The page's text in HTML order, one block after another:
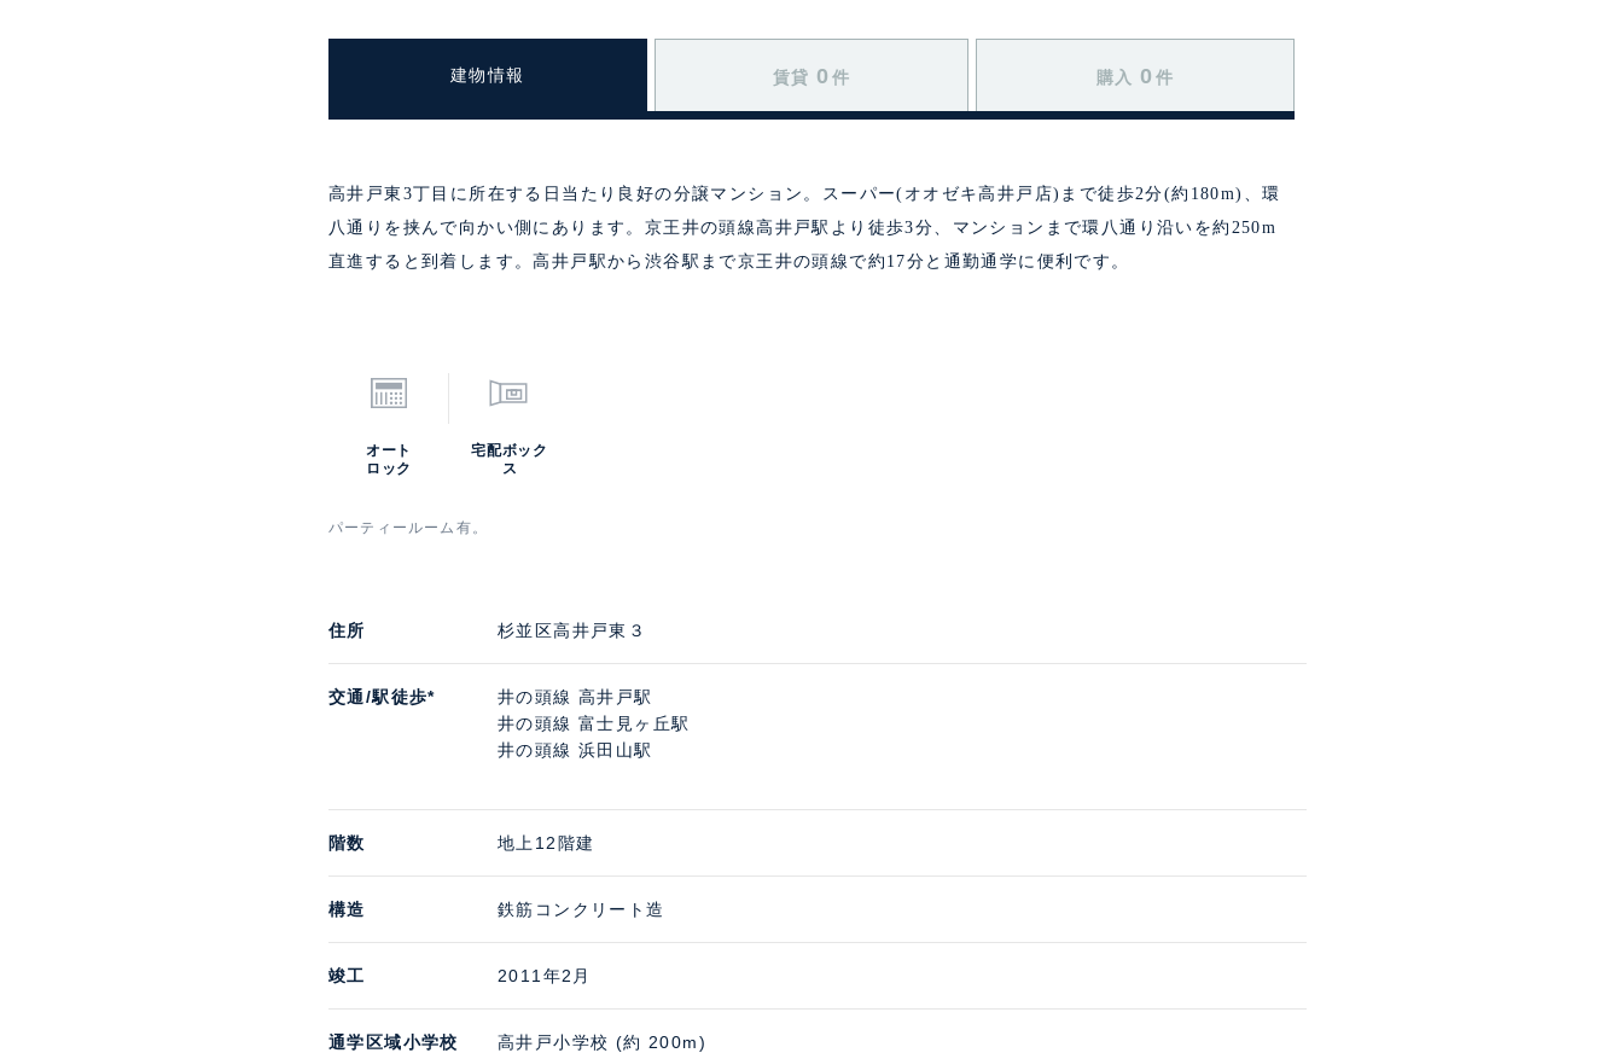
建物情報 賃貸 0 件 購入 0 件
高井戸東3丁目に所在する日当たり良好の分譲マンション。スーパー(オオゼキ高井戸店)まで徒歩2分(約180m)、環
八通りを挟んで向かい側にあります。京王井の頭線高井戸駅より徒歩3分、マンションまで環八通り沿いを約250m
直進すると到着します。高井戸駅から渋谷駅まで京王井の頭線で約17分と通勤通学に便利です。
オート
ロック
宅配ボック
ス
パーティールーム有。
住所 杉並区高井戸東３
交通/駅徒歩*
井の頭線 高井戸駅
井の頭線 富士見ヶ丘駅
井の頭線 浜田山駅
階数 地上12階建
構造 鉄筋コンクリート造
竣工 2011年2月
通学区域小学校 高井戸小学校 (約 200m)